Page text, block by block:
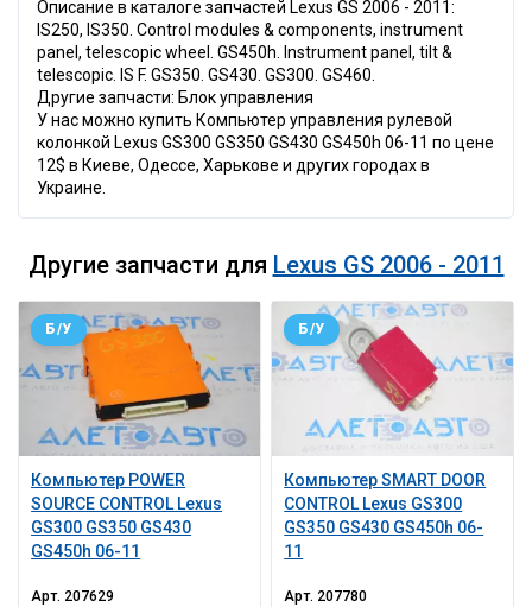
Описание в каталоге запчастей Lexus GS 2006 - 2011:
IS250, IS350. Control modules & components, instrument
panel, telescopic wheel. GS450h. Instrument panel, tilt &
telescopic. IS F. GS350. GS430. GS300. GS460.
Другие запчасти: Блок управления
У нас можно купить Компьютер управления рулевой
колонкой Lexus GS300 GS350 GS430 GS450h 06-11 по цене
12$ в Киеве, Одессе, Харькове и других городах в
Украине.
Другие запчасти для Lexus GS 2006 - 2011
Компьютер POWER
SOURCE CONTROL Lexus
GS300 GS350 GS430
GS450h 06-11
Б/У
Арт. 207629
Компьютер SMART DOOR
CONTROL Lexus GS300
GS350 GS430 GS450h 06-
11
Б/У
Арт. 207780